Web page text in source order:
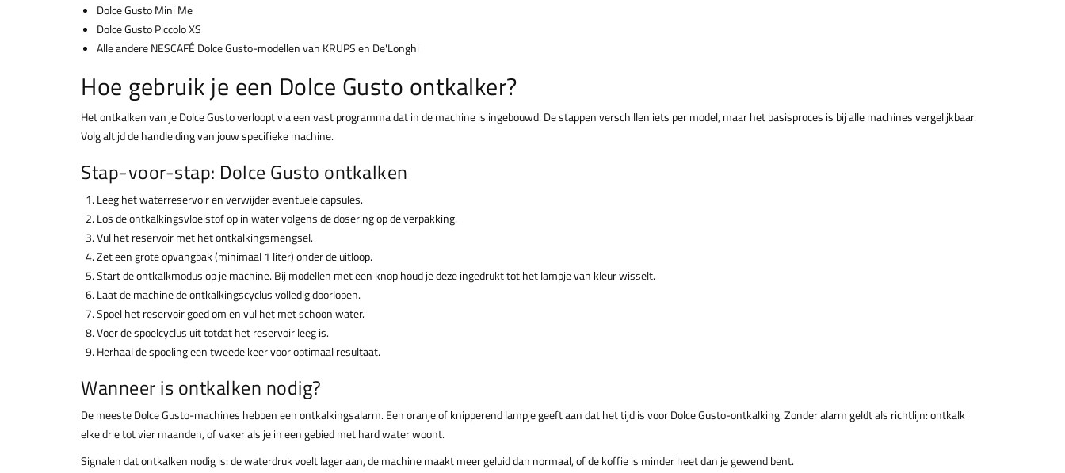
Dolce Gusto Mini Me
Dolce Gusto Piccolo XS
Alle andere NESCAFÉ Dolce Gusto-modellen van KRUPS en De'Longhi
Hoe gebruik je een Dolce Gusto ontkalker?
Het ontkalken van je Dolce Gusto verloopt via een vast programma dat in de machine is ingebouwd. De stappen verschillen iets per model, maar het basisproces is bij alle machines vergelijkbaar.
Volg altijd de handleiding van jouw specifieke machine.
Stap-voor-stap: Dolce Gusto ontkalken
Leeg het waterreservoir en verwijder eventuele capsules.
Los de ontkalkingsvloeistof op in water volgens de dosering op de verpakking.
Vul het reservoir met het ontkalkingsmengsel.
Zet een grote opvangbak (minimaal 1 liter) onder de uitloop.
Start de ontkalkmodus op je machine. Bij modellen met een knop houd je deze ingedrukt tot het lampje van kleur wisselt.
Laat de machine de ontkalkingscyclus volledig doorlopen.
Spoel het reservoir goed om en vul het met schoon water.
Voer de spoelcyclus uit totdat het reservoir leeg is.
Herhaal de spoeling een tweede keer voor optimaal resultaat.
Wanneer is ontkalken nodig?
De meeste Dolce Gusto-machines hebben een ontkalkingsalarm. Een oranje of knipperend lampje geeft aan dat het tijd is voor Dolce Gusto-ontkalking. Zonder alarm geldt als richtlijn: ontkalk
elke drie tot vier maanden, of vaker als je in een gebied met hard water woont.
Signalen dat ontkalken nodig is: de waterdruk voelt lager aan, de machine maakt meer geluid dan normaal, of de koffie is minder heet dan je gewend bent.